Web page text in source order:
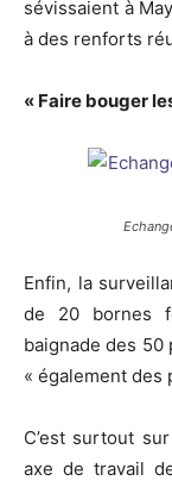
sévissaient à
à des renforts
« Faire bouger
Enfin, la
de 20 bornes
baignade des 50
« également des
C’est surtout
axe de travail